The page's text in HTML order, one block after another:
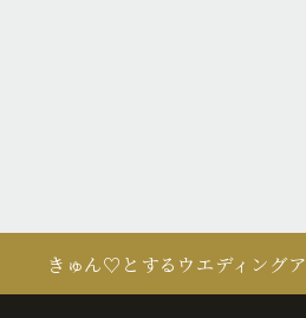
きゅん♡とするウエディング